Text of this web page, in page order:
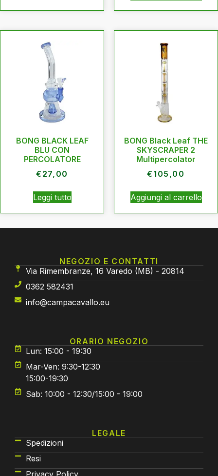
BONG BLACK LEAF
BLU CON
PERCOLATORE
€ 27,00
Leggi tutto
BONG Black Leaf THE
SKYSCRAPER 2
Multipercolator
€ 105,00
Aggiungi al carrello
NEGOZIO E CONTATTI
Via Rimembranze, 16 Varedo (MB) - 20814
0362 582431
info@campacavallo.eu
ORARIO NEGOZIO
Lun: 15:00 - 19:30
Mar-Ven: 9:30-12:30
15:00-19:30
Sab: 10:00 - 12:30/15:00 - 19:00
LEGALE
Spedizioni
Resi
Privacy Policy